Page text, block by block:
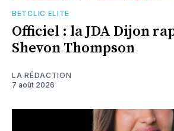
BETCLIC ELITE
Officiel : la JDA Dijon
Shevon Thompson
LA RÉDACTION
7 août 2026